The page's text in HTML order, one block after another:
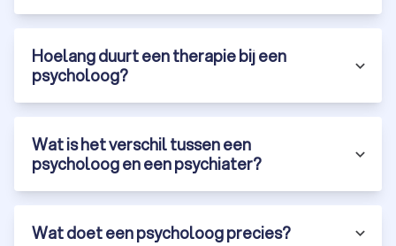
Hoelang duurt een therapie bij een
psycholoog?
Wat is het verschil tussen een
psycholoog en een psychiater?
Wat doet een psycholoog precies?